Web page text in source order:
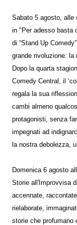
Sabato 5 agosto, alle
in "Per adesso basta
di “Stand Up
grande rivoluzione: la
Dopo la quarta
Comedy Central, il
regala la sua
cambi almeno
protagonisti, senza
impegnati ad
la nostra debolezza,
Domenica 6 agosto
Storie all'Improvvisa
accennate,
rielaborate,
storie che profumano